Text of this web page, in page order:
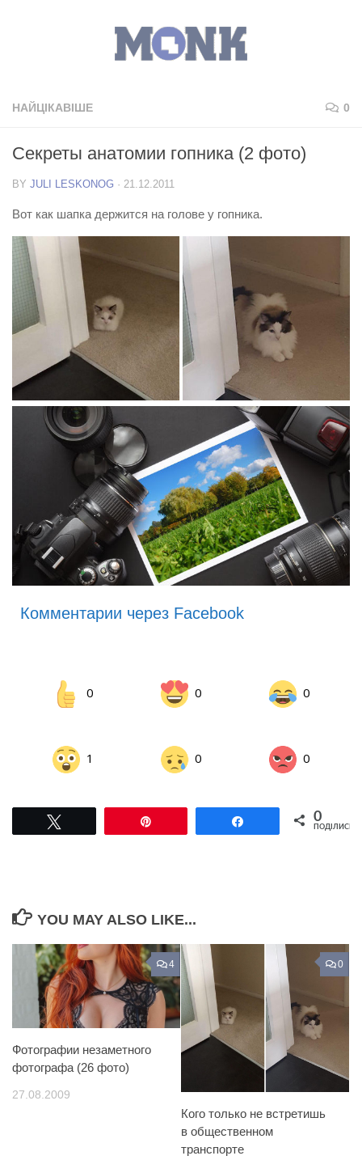
НАЙЦІКАВІШЕ 0
Секреты анатомии гопника (2 фото)
BY JULI LESKONOG · 21.12.2011
Вот как шапка держится на голове у гопника.
Комментарии через Facebook
0 0 0
1 0 0
Поділитися0
ПОДІЛИСЬ
YOU MAY ALSO LIKE...
4
Фотографии незаметного
фотографа (26 фото)
27.08.2009
0
Кого только не встретишь
в общественном
транспорте